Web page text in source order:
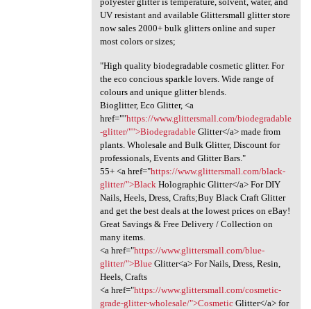
UV resistant and available Glittersmall glitter store
now sales 2000+ bulk glitters online and super
most colors or sizes;
"High quality biodegradable cosmetic glitter. For
the eco concious sparkle lovers. Wide range of
colours and unique glitter blends.
Bioglitter, Eco Glitter, <a
href=""https://www.glittersmall.com/biodegradable
-glitter/"">BiodegradableGlitter</a> made from
plants. Wholesale and Bulk Glitter, Discount for
professionals, Events and Glitter Bars."
55+ <a href="https://www.glittersmall.com/black-
glitter/">Black Holographic Glitter</a> For DIY
Nails, Heels, Dress, Crafts;Buy Black Craft Glitter
and get the best deals at the lowest prices on eBay!
Great Savings & Free Delivery / Collection on
many items.
<a href="https://www.glittersmall.com/blue-
glitter/">BlueGlitter<a> For Nails, Dress, Resin,
Heels, Crafts
<a href="https://www.glittersmall.com/cosmetic-
grade-glitter-wholesale/">CosmeticGlitter</a> for